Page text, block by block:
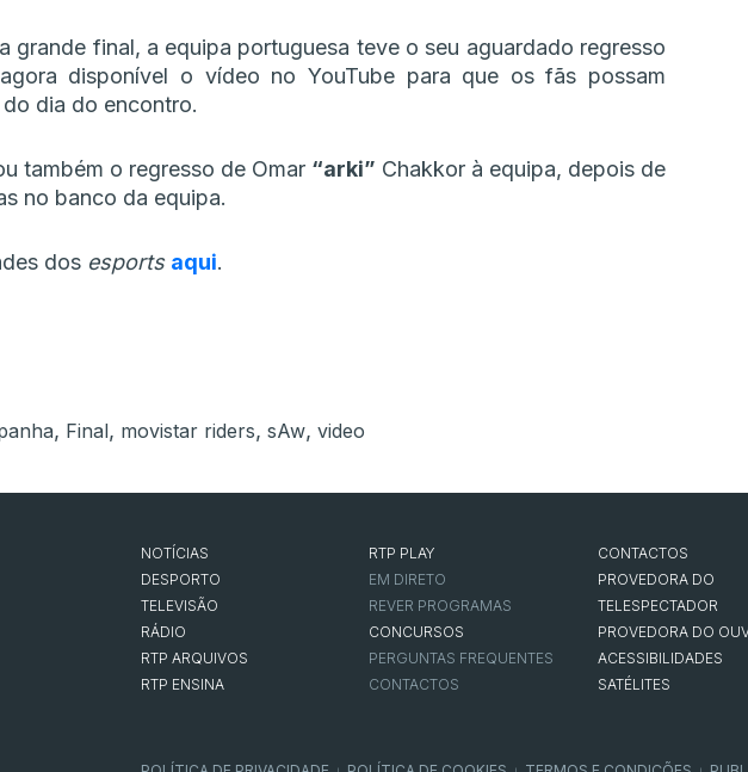
grande final, a equipa portuguesa teve o seu aguardado regresso
disponível o vídeo no YouTube para que os fãs possam
dia do encontro.
também o regresso de Omar “arki” Chakkor à equipa, depois de
no banco da equipa.
dos esports aqui.
, Final, movistar riders, sAw, video
NOTÍCIAS
DESPORTO
TELEVISÃO
RÁDIO
RTP ARQUIVOS
RTP ENSINA
RTP PLAY
EM DIRETO
REVER PROGRAMAS
CONCURSOS
PERGUNTAS FREQUENTES
CONTACTOS
CONTACTOS
PROVEDORA DO
TELESPECTADOR
PROVEDORA DO
ACESSIBILIDADES
SATÉLITES